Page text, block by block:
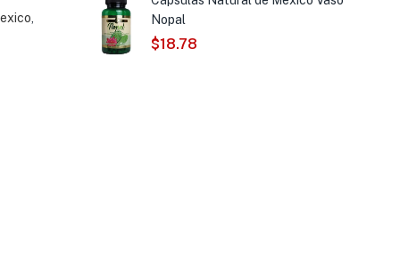
Premium
Nopal
$18.78